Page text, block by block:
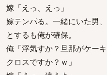
嫁「えっ、えっ」
嫁テンパる。一緒にいた男
とするも俺が確保。
俺「浮気すか？旦那がケー
クロスですか？ｗ」